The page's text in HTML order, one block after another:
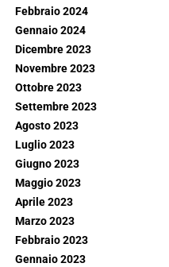
Febbraio 2024
Gennaio 2024
Dicembre 2023
Novembre 2023
Ottobre 2023
Settembre 2023
Agosto 2023
Luglio 2023
Giugno 2023
Maggio 2023
Aprile 2023
Marzo 2023
Febbraio 2023
Gennaio 2023